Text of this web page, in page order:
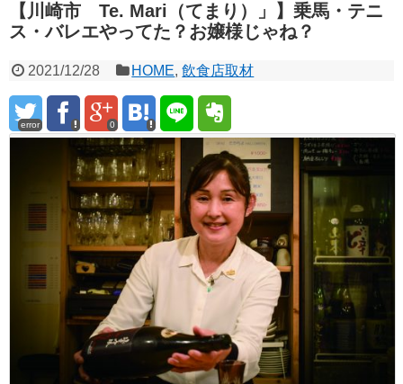
【川崎市 Te. Mari（てまり）」】乗馬・テニ
ス・バレエやってた？お嬢様じゃね？
2021/12/28 HOME,飲食店取材
error 0